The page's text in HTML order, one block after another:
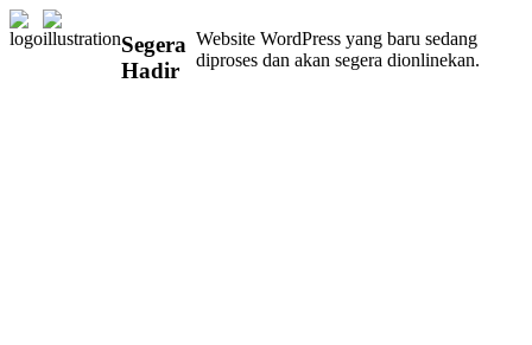
Segera
Hadir
Website WordPress yang baru sedang
diproses dan akan segera dionlinekan.